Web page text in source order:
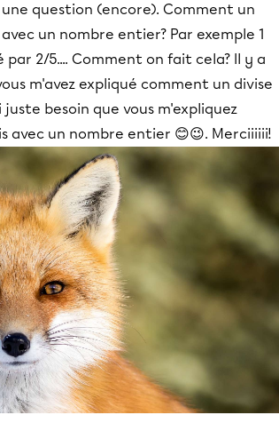
question (encore). Comment un
un nombre entier? Par exemple 1
2/5.... Comment on fait cela? Il y a
m'avez expliqué comment un divise
besoin que vous m'expliquez
avec un nombre entier 😊😉. Merciiiiii!